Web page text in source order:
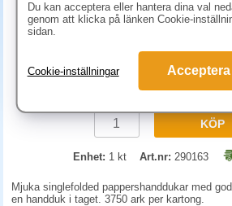
873.80 kr (inkl.
KÖP
Enhet: 1 kt Art.nr: 290163
Mjuka singlefolded pappershanddukar med
en handduk i taget. 3750 ark per kartong.
Du kan acceptera eller hantera dina val
genom att klicka på länken Cookie-
sidan.
Cookie-inställningar Acceptera